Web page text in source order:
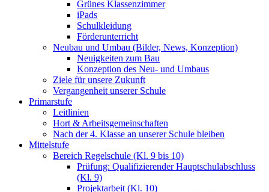
Grünes Klassenzimmer
iPads
Schulkleidung
Förderunterricht
Neubau und Umbau (Bilder, News, Konzeption)
Neuigkeiten zum Bau
Konzeption des Neu- und Umbaus
Ziele für unsere Zukunft
Vergangenheit unserer Schule
Primarstufe
Leitlinien
Hort & Arbeitsgemeinschaften
Nach der 4. Klasse an unserer Schule bleiben
Mittelstufe
Bereich Regelschule (Kl. 9 bis 10)
Prüfung: Qualifizierender Hauptschulabschluss
(Kl. 9)
Projektarbeit (Kl. 10)